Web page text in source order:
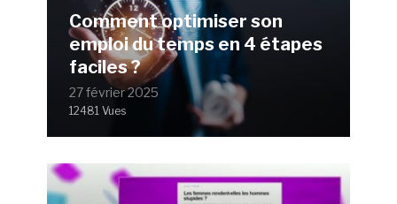
Comment optimiser son
emploi du temps en 4 étapes
faciles ?
27 février 2025
12481 Vues